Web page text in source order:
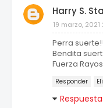
Harry S.
19 marzo, 2021
Perra
Bendita
Fuerza
Responder